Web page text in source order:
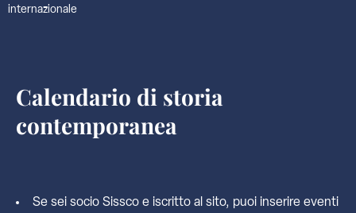
internazionale
Calendario di storia
contemporanea
Se sei socio Sissco e iscritto al sito, puoi inserire eventi